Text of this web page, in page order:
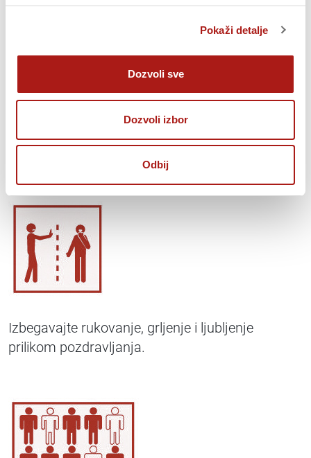
Pokaži detalje
Dozvoli sve
Dozvoli izbor
Odbij
unutrašnjom stranom lakta ili maramicom.
Izbegavajte rukovanje, grljenje i ljubljenje
prilikom pozdravljanja.